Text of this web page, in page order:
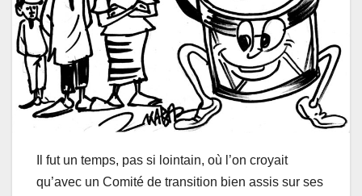
Il fut un temps, pas si lointain, où l’on croyait
qu’avec un Comité de transition bien assis sur ses